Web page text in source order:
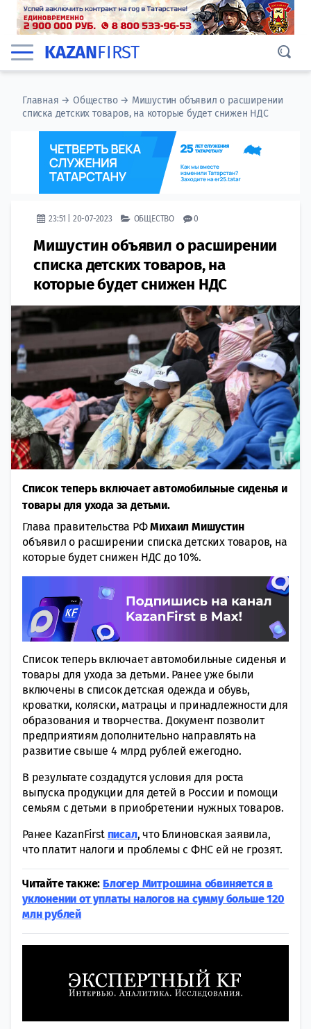
KAZANFIRST
Главная →Общество→ Мишустин объявил о расширении
списка детских товаров, на которые будет снижен НДС
23:51 | 20-07-2023 ОБЩЕСТВО 0
Мишустин объявил о расширении
списка детских товаров, на
которые будет снижен НДС
Список теперь включает автомобильные сиденья и
товары для ухода за детьми.
Глава правительства РФМихаил Мишустин
объявил о расширении списка детских товаров, на
которые будет снижен НДС до 10%.
Список теперь включает автомобильные сиденья и
товары для ухода за детьми. Ранее уже были
включены в список детская одежда и обувь,
кроватки, коляски, матрацы и принадлежности для
образования и творчества. Документ позволит
предприятиям дополнительно направлять на
развитие свыше 4 млрд рублей ежегодно.
В результате создадутся условия для роста
выпуска продукции для детей в России и помощи
семьям с детьми в приобретении нужных товаров.
Ранее KazanFirst писал, что Блиновская заявила,
что платит налоги и проблемы с ФНС ей не грозят.
Читайте также: Блогер Митрошина обвиняется в
уклонении от уплаты налогов на сумму больше 120
млн рублей